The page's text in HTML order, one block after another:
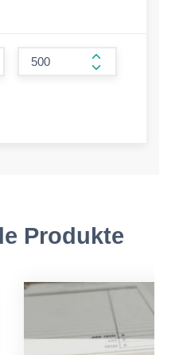
form.increase-
Produkte